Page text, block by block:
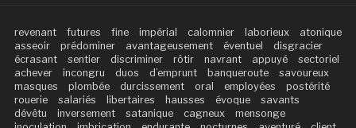
revenant futures fine impérial calomnier laborieux
atonique
asseoir
prédominer avantageusement éventuel
disgracier
écrasant
sentier discriminer rôtir navrant appuyé
sectoriel
achever
incongru duos d’emprunt banqueroute
savoureux
masques
plombée durcissement oral employées
postérité
rouerie
salariés libertaires hausses évoque
savants
dévêtu
inversement satanique cagneux
mensonge